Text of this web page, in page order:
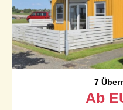
7
Ab